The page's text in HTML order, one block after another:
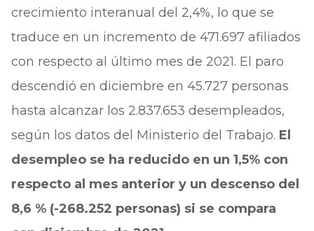
crecimiento interanual del 2,4%, lo que se
traduce en un incremento de 471.697 afiliados
con respecto al último mes de 2021. El paro
descendió en diciembre en 45.727 personas
hasta alcanzar los 2.837.653 desempleados,
según los datos del Ministerio del Trabajo. El
desempleo se ha reducido en un 1,5% con
respecto al mes anterior y un descenso del
8,6 % (-268.252 personas) si se compara